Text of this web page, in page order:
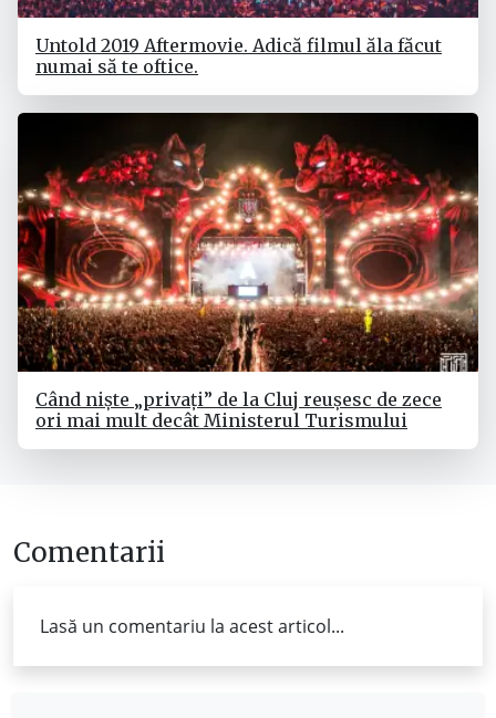
Untold 2019 Aftermovie. Adică filmul ăla făcut
numai să te oftice.
Când niște „privați” de la Cluj reușesc de zece
ori mai mult decât Ministerul Turismului
Comentarii
Lasă un comentariu la acest articol...